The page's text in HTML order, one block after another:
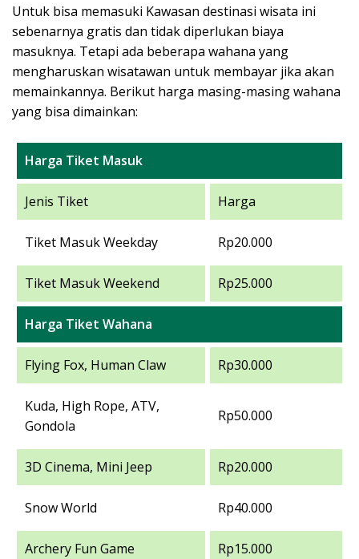
Untuk bisa memasuki Kawasan destinasi wisata ini
sebenarnya gratis dan tidak diperlukan biaya
masuknya. Tetapi ada beberapa wahana yang
mengharuskan wisatawan untuk membayar jika akan
memainkannya. Berikut harga masing-masing wahana
yang bisa dimainkan:
Harga Tiket Masuk
Jenis Tiket Harga
Tiket Masuk Weekday Rp20.000
Tiket Masuk Weekend Rp25.000
Harga Tiket Wahana
Flying Fox, Human Claw Rp30.000
Kuda, High Rope, ATV,
Gondola
Rp50.000
3D Cinema, Mini Jeep Rp20.000
Snow World Rp40.000
Archery Fun Game Rp15.000